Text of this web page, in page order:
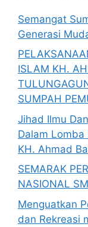
Semangat
Generasi
ISLAM KH.
SUMPAH
Jihad Ilmu
Dalam Lomba
KH. Ahmad
SEMARAK
NASIONAL
Menguatkan
dan Rekreasi